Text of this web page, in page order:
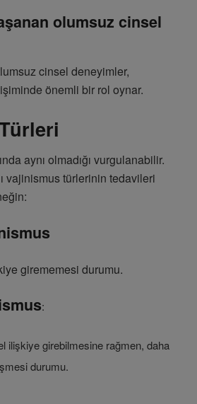
olumsuz cinsel
cinsel deneyimler,
önemli bir rol oynar.
aynı olmadığı vurgulanabilir.
vajinismus türlerinin tedavileri
girememesi durumu.
:
ilişkiye girebilmesine rağmen, daha
durumu.